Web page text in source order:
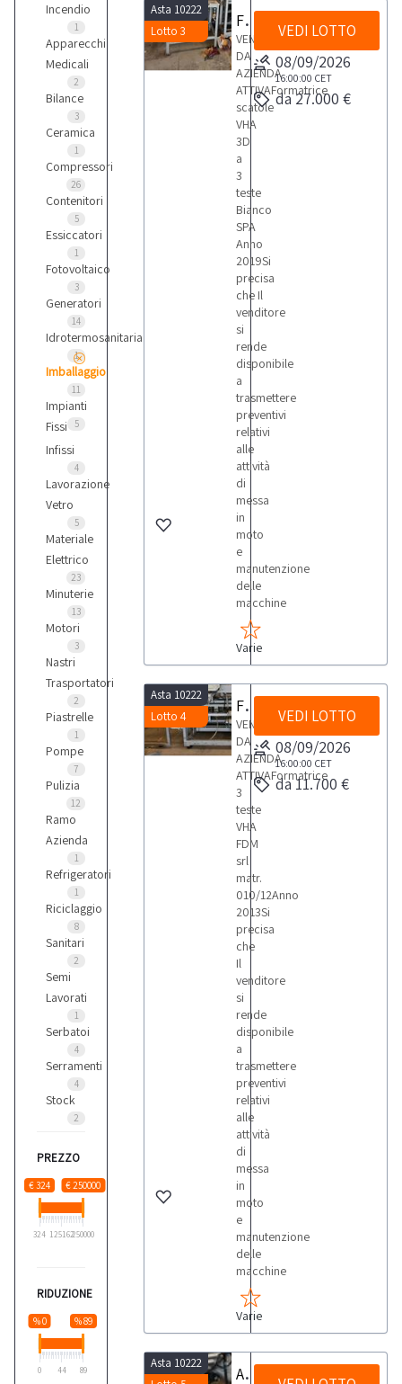
Incendio
1
Apparecchi
Medicali
2
Bilance
3
Ceramica
1
Compressori
26
Contenitori
5
Essiccatori
1
Fotovoltaico
3
Generatori
14
Idrotermosanitaria
1
Imballaggio
11
Impianti
Fissi
5
Infissi
4
Lavorazione
Vetro
5
Materiale
Elettrico
23
Minuterie
13
Motori
3
Nastri
Trasportatori
2
Piastrelle
1
Pompe
7
Pulizia
12
Ramo
Azienda
1
Refrigeratori
1
Riciclaggio
8
Sanitari
2
Semi
Lavorati
1
Serbatoi
4
Serramenti
4
Stock
2
PREZZO
€ 324 € 250000
324 125162250000
RIDUZIONE
% 0 % 89
0 44 89
Asta 10222
Lotto 3
Formatrice Bianco
VENDITA
DA
AZIENDA
ATTIVAFormatrice
scatole
VHA
3D
a
3
teste
Bianco
SPA
Anno
2019Si
precisa
che Il
venditore
si
rende
disponibile
a
trasmettere
preventivi
relativi
alle
attività
di
messa
in
moto
e
manutenzione
delle
macchine
Varie
VEDI LOTTO
08/09/2026
16:00:00 CET
da 27.000 €
Asta 10222
Lotto 4
Formatrice FDM
VENDITA
DA
AZIENDA
ATTIVAFormatrice
3
teste
VHA
FDM
srl
matr.
010/12Anno
2013Si
precisa
che
Il
venditore
si
rende
disponibile
a
trasmettere
preventivi
relativi
alle
attività
di
messa
in
moto
e
manutenzione
delle
macchine
Varie
VEDI LOTTO
08/09/2026
16:00:00 CET
da 11.700 €
Asta 10222
Avvolgitrice Robopac Robot S6